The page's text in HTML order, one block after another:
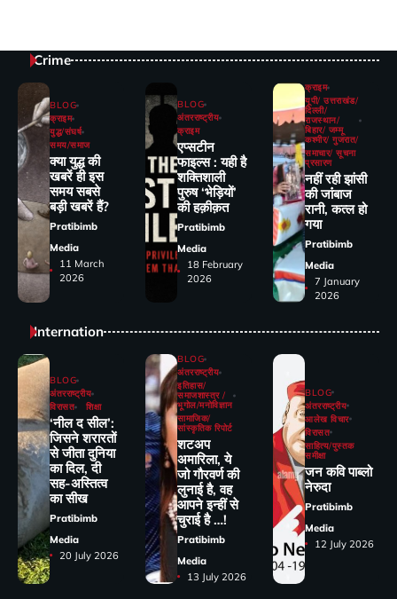
Crime
BLOG
क्राइम
युद्ध/संघर्ष
समय/समाज
क्या युद्ध की
खबरें ही इस
समय सबसे
बड़ी खबरें हैं?
Pratibimb
Media
11 March
2026
BLOG
अंतरराष्ट्रीय
क्राइम
एप्सटीन
फाइल्स : यही है
शक्तिशाली
पुरुष ‘भेड़ियों’
की हक़ीक़त
Pratibimb
Media
18 February
2026
क्राइम
यूपी/ उत्तराखंड/
दिल्ली/
राजस्थान/
बिहार/ जम्मू
कश्मीर/ गुजरात/
समाचार/ सूचना
प्रसारण
नहीं रही झांसी
की जांंबाज
रानी, कत्‍ल हो
गया
Pratibimb
Media
7 January
2026
Internation
BLOG
अंतरराष्ट्रीय
विरासत
शिक्षा
‘नील द सील’:
जिसने शरारतों
से जीता दुनिया
का दिल, दी
सह-अस्तित्व
का सीख
Pratibimb
Media
20 July 2026
BLOG
अंतरराष्ट्रीय
इतिहास/
समाजशास्त्र /
भूगोल/मनोविज्ञान
सामाजिक/
सांस्कृतिक रिपोर्ट
शटअप
अमारिला, ये
जो गौरवर्ण की
लुनाई है, वह
आपने इन्हीं से
चुराई है …!
Pratibimb
Media
13 July 2026
BLOG
अंतरराष्ट्रीय
आलेख विचार
विरासत
साहित्य/पुस्तक
समीक्षा
जन कवि पाब्लो
नेरुदा
Pratibimb
Media
12 July 2026